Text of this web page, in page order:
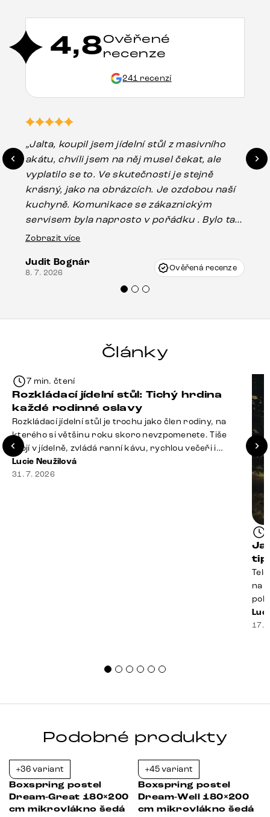
4,8Ověřené
recenze
241 recenzí
„Jalta, koupil jsem jídelní stůl z masivního
akátu, chvíli jsem na něj musel čekat, ale
vyplatilo se to. Ve skutečnosti je stejně
krásný, jako na obrázcích. Je ozdobou naší
kuchyně. Komunikace se zákaznickým
servisem byla naprosto v pořádku . Bylo tam
drobné poškození u nohy stolu, které mohlo
Vincze mi velmi korektně vyšli vstříc.
Doporučuji produkty Delife všem.“
Zobrazit více
Judit Bognár
8. 7. 2026 Ověřená recenze
Články
7 min. čtení
Rozkládací jídelní stůl: Tichý hrdina
každé rodinné oslavy
Rozkládací jídelní stůl je trochu jako člen rodiny, na
kterého si většinu roku skoro nevzpomenete. Tiše
stojí v jídelně, zvládá ranní kávu, rychlou večeři i
hromadu dopisů, které je potřeba „někdy vyřídit“. Pak
ale přijdou Vánoce, narozeniny nebo zpráva: „Stavíme
Lucie Neužilová
31. 7. 2026
na
17.
Podobné produkty
+36 variant
Boxspring postel
Dream-Great 180×200
cm mikrovlákno šedá
+45 variant
Boxspring postel
Dream-Well 180×200
cm mikrovlákno šedá